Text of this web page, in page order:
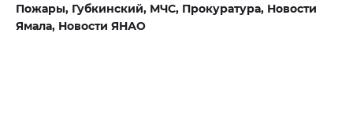
Пожары, Губкинский, МЧС, Прокуратура, Новости
Ямала, Новости ЯНАО